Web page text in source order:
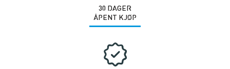
30 DAGER
ÅPENT KJØP